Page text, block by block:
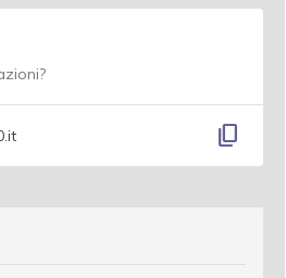
content_copy